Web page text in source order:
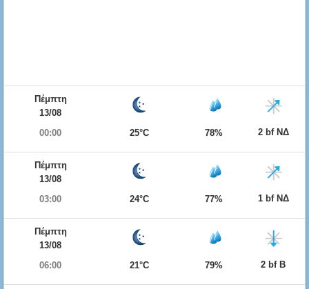
Πέμπτη
13/08
00:00
25°C 78% 2 bf ΝΔ
Πέμπτη
13/08
03:00
24°C 77% 1 bf ΝΔ
Πέμπτη
13/08
06:00
21°C 79% 2 bf Β